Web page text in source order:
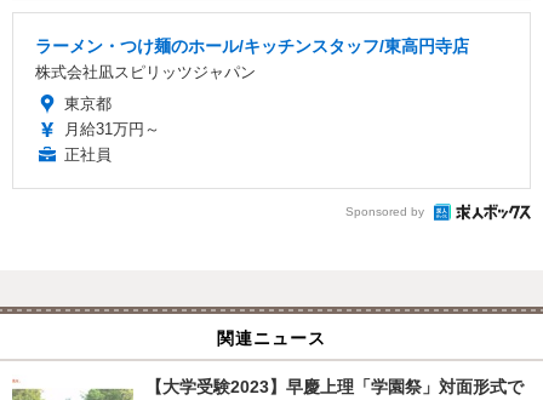
ラーメン・つけ麺のホール/キッチンスタッフ/東高円寺店
株式会社凪スピリッツジャパン
東京都
月給31万円～
正社員
Sponsored by
関連ニュース
【大学受験2023】早慶上理「学園祭」対面形式で